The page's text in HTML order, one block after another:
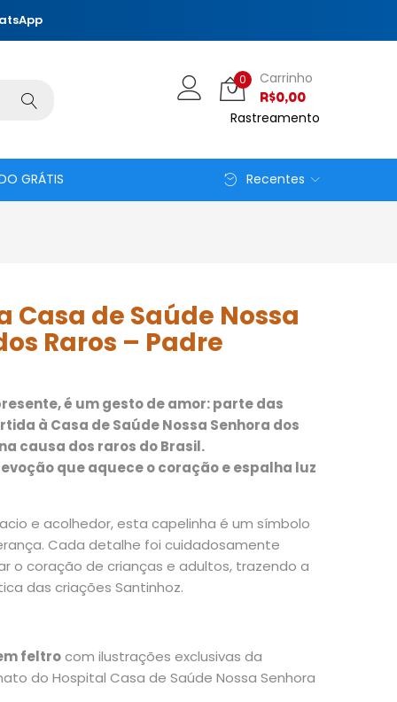
0 Carrinho
R$0,00
Rastreamento
GRÁTIS Recentes
Casa de Saúde Nossa
Raros – Padre
é um gesto de amor: parte das
à Casa de Saúde Nossa Senhora dos
causa dos raros do Brasil.
que aquece o coração e espalha luz
e acolhedor, esta capelinha é um símbolo
Cada detalhe foi cuidadosamente
o coração de crianças e adultos, trazendo a
das criações Santinhoz.
feltrocom ilustrações exclusivas da
do Hospital Casa de Saúde Nossa Senhora